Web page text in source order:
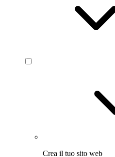
Crea il tuo sito web